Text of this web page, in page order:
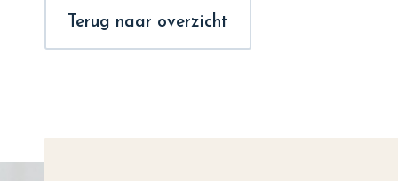
Terug naar overzicht